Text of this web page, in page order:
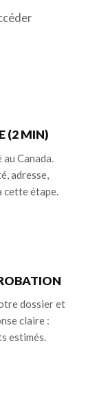
(2 MIN)
Canada.
adresse,
cette étape.
dossier et
claire :
estimés.